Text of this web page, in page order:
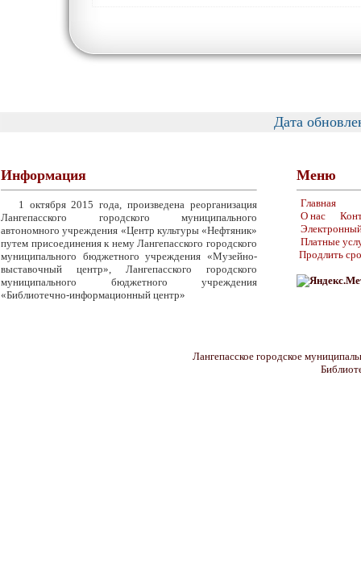
Дата
Информация Меню
1 октября 2015 года, произведена реорганизация
Лангепасского городского муниципального
автономного учреждения «Центр культуры «Нефтяник»
путем присоединения к нему Лангепасского городского
муниципального бюджетного учреждения «Музейно-
выставочный центр», Лангепасского городского
муниципального бюджетного учреждения
«Библиотечно-информационный центр»
Главная
О нас
Платные
Продлить
Лангепасское городское